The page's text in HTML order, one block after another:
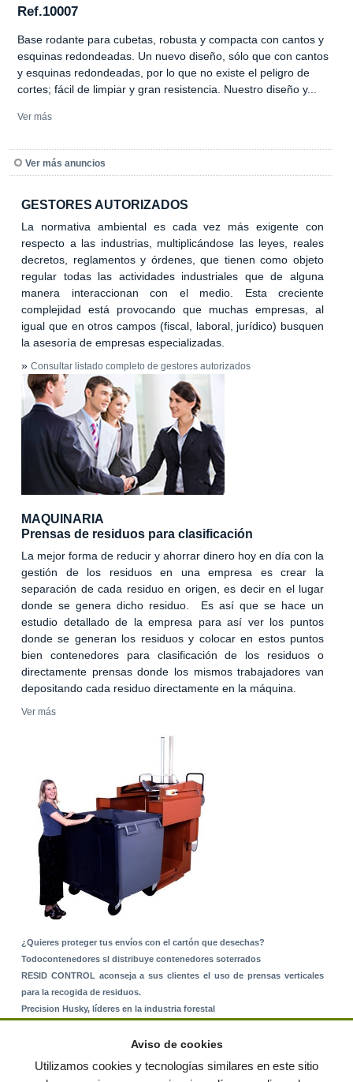
Ref.10007
Base rodante para cubetas, robusta y compacta con cantos y
esquinas redondeadas. Un nuevo diseño, sólo que con cantos
y esquinas redondeadas, por lo que no existe el peligro de
cortes; fácil de limpiar y gran resistencia. Nuestro diseño y...
Ver más
Ver más anuncios
GESTORES AUTORIZADOS
La normativa ambiental es cada vez más exigente con
respecto a las industrias, multiplicándose las leyes, reales
decretos, reglamentos y órdenes, que tienen como objeto
regular todas las actividades industriales que de alguna
manera interaccionan con el medio. Esta creciente
complejidad está provocando que muchas empresas, al
igual que en otros campos (fiscal, laboral, jurídico) busquen
la asesoría de empresas especializadas.
» Consultar listado completo de gestores autorizados
MAQUINARIA
Prensas de residuos para clasificación
La mejor forma de reducir y ahorrar dinero hoy en día con la
gestión de los residuos en una empresa es crear la
separación de cada residuo en origen, es decir en el lugar
donde se genera dicho residuo. Es así que se hace un
estudio detallado de la empresa para así ver los puntos
donde se generan los residuos y colocar en estos puntos
bien contenedores para clasificación de los residuos o
directamente prensas donde los mismos trabajadores van
depositando cada residuo directamente en la máquina.
Ver más
¿Quieres proteger tus envíos con el cartón que desechas?
Todocontenedores sl distribuye contenedores soterrados
RESID CONTROL aconseja a sus clientes el uso de prensas verticales
para la recogida de residuos.
Precision Husky, líderes en la industria forestal
Aviso de cookies
Utilizamos cookies y tecnologías similares en este sitio